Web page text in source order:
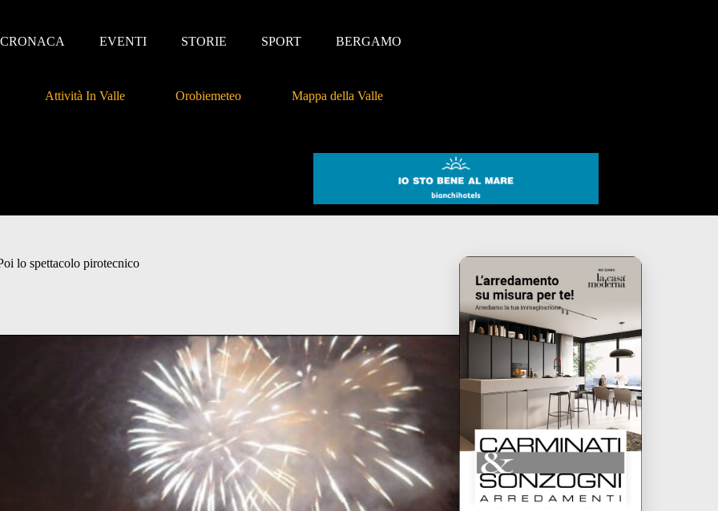
CRONACA EVENTI STORIE SPORT BERGAMO
Attività In Valle Orobiemeteo Mappa della Valle
lo spettacolo pirotecnico